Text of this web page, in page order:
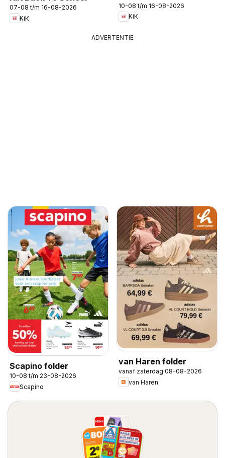
07-08 t/m 16-08-2026
KiK
10-08 t/m 16-08-2026
KiK
ADVERTENTIE
Scapino folder
10-08 t/m 23-08-2026
Scapino
van Haren folder
vanaf zaterdag 08-08-2026
van Haren